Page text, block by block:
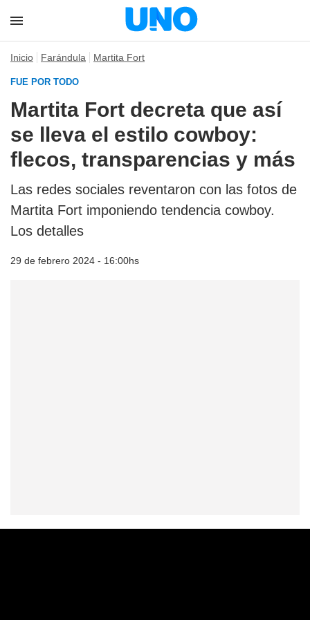
Inicio Farándula Martita Fort
FUE POR TODO
Martita Fort decreta que así
se lleva el estilo cowboy:
flecos, transparencias y más
Las redes sociales reventaron con las fotos de
Martita Fort imponiendo tendencia cowboy.
Los detalles
29 de febrero 2024 - 16:00hs